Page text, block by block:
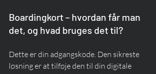
Boardingkort – hvordan får man
det, og hvad bruges det til?
Dette er din adgangskode. Den sikreste
løsning er at tilføje den til din digitale